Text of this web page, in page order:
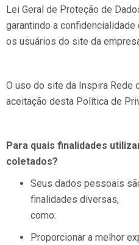
Lei Geral de Proteção de
garantindo a
os usuários do site da
O uso do site da Inspira Rede
aceitação desta Política de
Para quais finalidades
coletados?
Seus dados pessoais
finalidades diversas,
como:
Proporcionar a melhor